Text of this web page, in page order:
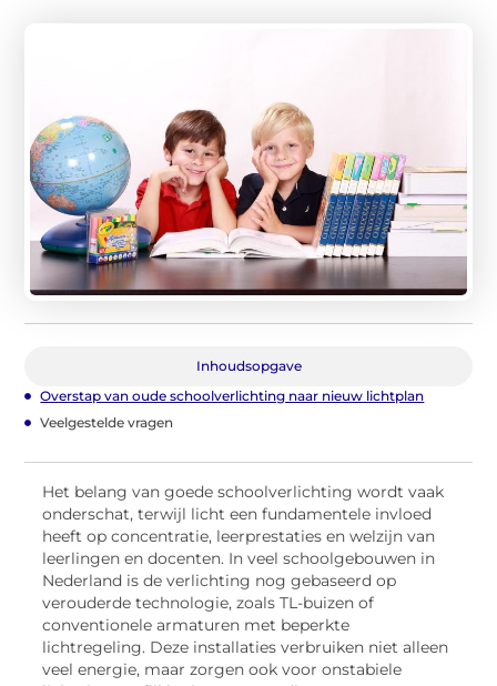
Inhoudsopgave
Overstap van oude schoolverlichting naar nieuw lichtplan
Veelgestelde vragen
Het belang van goede schoolverlichting wordt vaak
onderschat, terwijl licht een fundamentele invloed
heeft op concentratie, leerprestaties en welzijn van
leerlingen en docenten. In veel schoolgebouwen in
Nederland is de verlichting nog gebaseerd op
verouderde technologie, zoals TL-buizen of
conventionele armaturen met beperkte
lichtregeling. Deze installaties verbruiken niet alleen
veel energie, maar zorgen ook voor onstabiele